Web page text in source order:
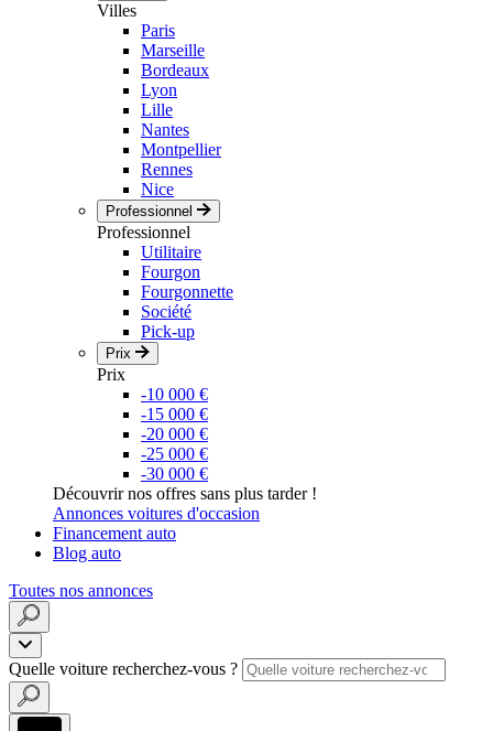
Villes
Paris
Marseille
Bordeaux
Lyon
Lille
Nantes
Montpellier
Rennes
Nice
Professionnel
Professionnel
Utilitaire
Fourgon
Fourgonnette
Société
Pick-up
Prix
Prix
-10 000 €
-15 000 €
-20 000 €
-25 000 €
-30 000 €
Découvrir nos offres sans plus tarder !
Annonces voitures d'occasion
Financement auto
Blog auto
Toutes nos annonces
Quelle voiture recherchez-vous ?